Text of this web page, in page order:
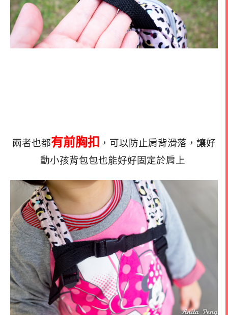
兩者也都有前胸扣 ，可以防止肩背滑落，讓好
動小孩背包包也能好好固定於肩上